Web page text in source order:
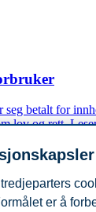
seg betalt for
lov og rett.
er å